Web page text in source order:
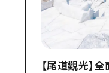
【尾道觀光】